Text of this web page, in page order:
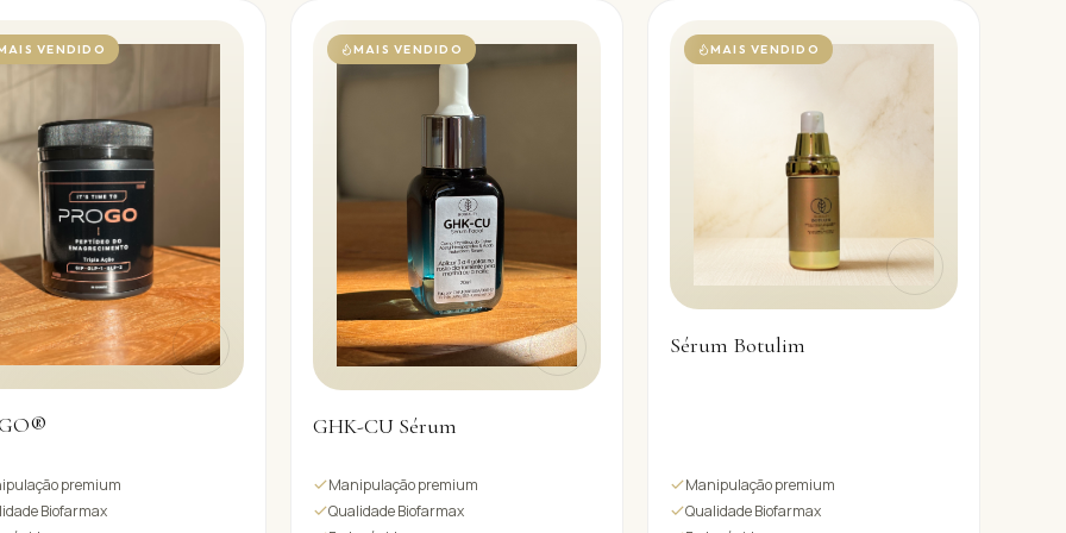
VENDIDO
premium
Biofarmax
MAIS VENDIDO
GHK-CU Sérum
Manipulação premium
Qualidade Biofarmax
MAIS VENDIDO
Sérum Botulim
Manipulação premium
Qualidade Biofarmax